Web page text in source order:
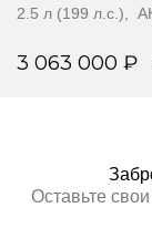
2.5 л (199 л.с.),
3 063 000 ₽
Оставьте